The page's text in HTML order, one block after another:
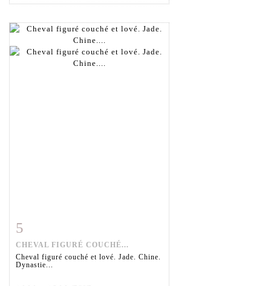
5
CHEVAL FIGURÉ COUCHÉ...
Cheval figuré couché et lové. Jade. Chine.
Dynastie...